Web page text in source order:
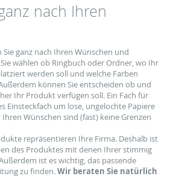
nach Ihren
ganz nach Ihren Wünschen und
wählen ob Ringbuch oder Ordner, wo Ihr
werden soll und welche Farben
können Sie entscheiden ob und
Ihr Produkt verfügen soll. Ein Fach für
Einsteckfach um lose, ungelochte Papiere
Wünschen sind (fast) keine Grenzen
repräsentieren Ihre Firma. Deshalb ist
des Produktes mit denen Ihrer stimmig
ist es wichtig, das passende
zu finden.Wir beraten Sie natürlich